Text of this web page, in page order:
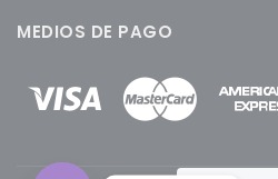
MEDIOS DE PAGO